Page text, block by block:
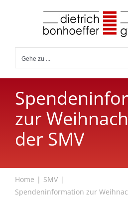
Gehe zu ...
zur
der SMV
Home
SMV
Spendeninformation zur